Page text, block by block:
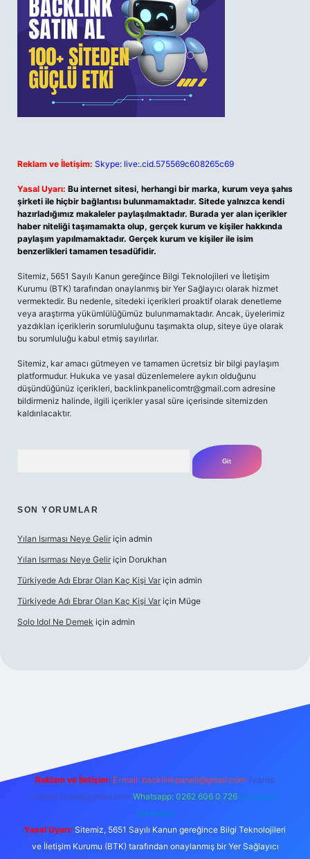
Reklam ve İletişim: Skype: live:.cid.575569c608265c69
Yasal Uyarı: Bu internet sitesi, herhangi bir marka, kurum veya şahıs
şirketi ile hiçbir bağlantısı bulunmamaktadır. Sitede yalnızca kendi
hazırladığımız makaleler paylaşılmaktadır. Burada yer alan içerikler
haber niteliği taşımamakta olup, gerçek kurum ve kişiler hakkında
paylaşım yapılmamaktadır. Gerçek kurum ve kişiler ile isim
benzerlikleri tamamen tesadüfidir.
Sitemiz, 5651 Sayılı Kanun gereğince Bilgi Teknolojileri ve İletişim
Kurumu (BTK) tarafından onaylanmış bir Yer Sağlayıcı olarak hizmet
vermektedir. Bu nedenle, sitedeki içerikleri proaktif olarak denetleme
veya araştırma yükümlülüğümüz bulunmamaktadır. Ancak, üyelerimiz
yazdıkları içeriklerin sorumluluğunu taşımakta olup, siteye üye olarak
bu sorumluluğu kabul etmiş sayılırlar.
Sitemiz, kar amacı gütmeyen ve tamamen ücretsiz bir bilgi paylaşım
platformudur. Hukuka ve yasal düzenlemelere aykırı olduğunu
düşündüğünüz içerikleri, backlinkpanelicomtr@gmail.com adresine
bildirmeniz halinde, ilgili içerikler yasal süre içerisinde sitemizden
kaldırılacaktır.
SON YORUMLAR
Yılan Isırması Neye Gelir için admin
Yılan Isırması Neye Gelir için Dorukhan
Türkiyede Adı Ebrar Olan Kaç Kişi Var için admin
Türkiyede Adı Ebrar Olan Kaç Kişi Var için Müge
Solo Idol Ne Demek için admin
Reklam ve İletişim: E-mail: backlinkpaneli@gmail.com Teams:
forumhizmeti@gmail.com Whatsapp: 0262 606 0 726 Telegram:
@karabul
Yasal Uyarı: Sitemiz, 5651 Sayılı Kanun gereğince Bilgi Teknolojileri
ve İletişim Kurumu (BTK) tarafından onaylanmış bir Yer Sağlayıcı